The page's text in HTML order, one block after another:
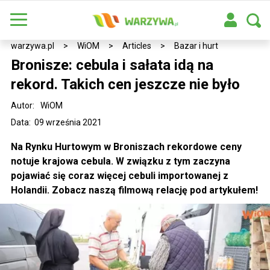
warzywa.pl > WiOM > Articles > Bazar i hurt
Bronisze: cebula i sałata idą na
rekord. Takich cen jeszcze nie było
Data: 09 września 2021
Autor: WiOM
Na Rynku Hurtowym w Broniszach rekordowe ceny
notuje krajowa cebula. W związku z tym zaczyna
pojawiać się coraz więcej cebuli importowanej z
Holandii. Zobacz naszą filmową relację pod artykułem!